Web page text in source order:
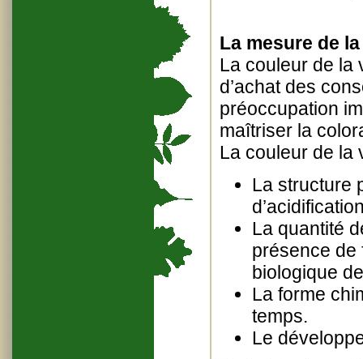
La mesure de
La couleur de la
d’achat des
préoccupation
maîtriser la
La couleur de la
La structure
La quantité
présence de
biologique
La forme
temps.
Le